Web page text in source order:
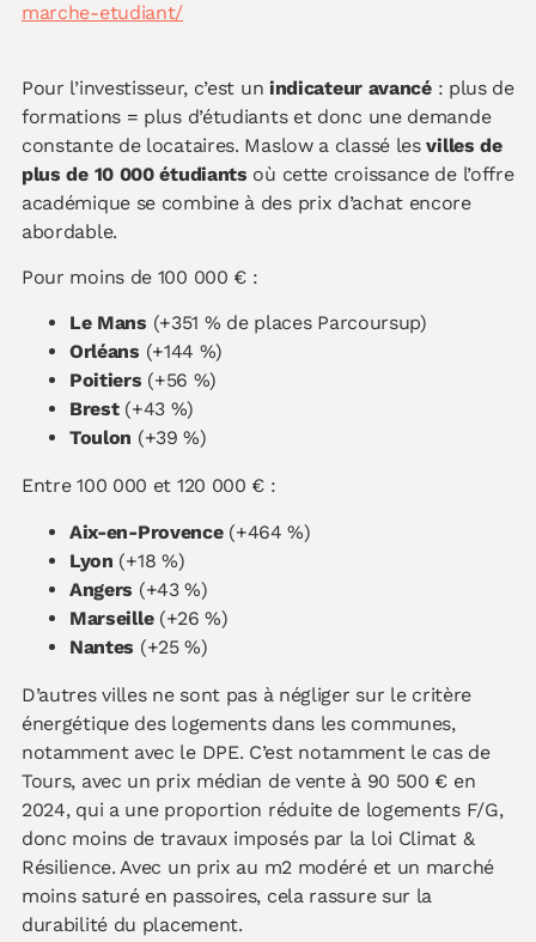
marche-etudiant/
Pour l’investisseur, c’est un indicateur avancé: plus de
formations = plus d’étudiants et donc une demande
constante de locataires. Maslow a classé lesvilles de
plus de 10 000 étudiants où cette croissance de l’offre
académique se combine à des prix d’achat encore
abordable.
Pour moins de 100 000 € :
Le Mans (+351 % de places Parcoursup)
Orléans (+144 %)
Poitiers (+56 %)
Brest(+43 %)
Toulon (+39 %)
Entre 100 000 et 120 000 € :
Aix-en-Provence(+464 %)
Lyon (+18 %)
Angers (+43 %)
Marseille(+26 %)
Nantes (+25 %)
D’autres villes ne sont pas à négliger sur le critère
énergétique des logements dans les communes,
notamment avec le DPE. C’est notamment le cas de
Tours, avec un prix médian de vente à 90 500 € en
2024, qui a une proportion réduite de logements F/G,
donc moins de travaux imposés par la loi Climat &
Résilience. Avec un prix au m2 modéré et un marché
moins saturé en passoires, cela rassure sur la
durabilité du placement.